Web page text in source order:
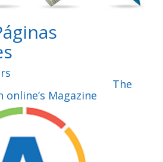
The
online’s Magazine